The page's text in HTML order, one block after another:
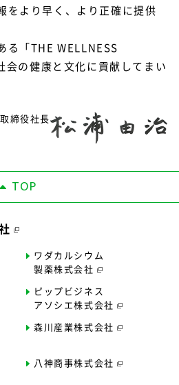
をより早く、より正確に提供
る「THE WELLNESS
会の健康と文化に貢献してまい
締役社長
TOP
ワダカルシウム
製薬株式会社
ピップビジネス
アソシエ株式会社
森川産業株式会社
八神商事株式会社